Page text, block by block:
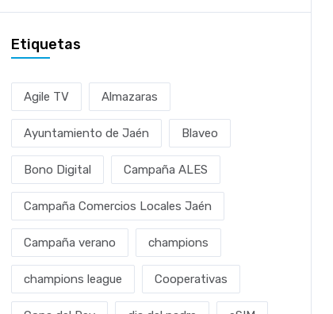
Etiquetas
Agile TV Almazaras
Ayuntamiento de Jaén Blaveo
Bono Digital Campaña ALES
Campaña Comercios Locales Jaén
Campaña verano champions
champions league Cooperativas